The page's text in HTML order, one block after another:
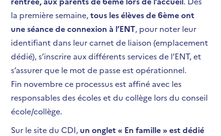
la première semaine,tous les élèves de 6èmeont
une séance de connexion à l’ENT, pour noter leur
identifiant dans leur carnet de liaison (emplacement
dédié), s’inscrire aux différents services de l’ENT, et
s’assurer que le mot de passe est opérationnel.
Fin novembre ce processus est affiné avec les
responsables des écoles et du collège lors du conseil
école/collège.
Sur le site du CDI, un onglet « En famille » est dédié